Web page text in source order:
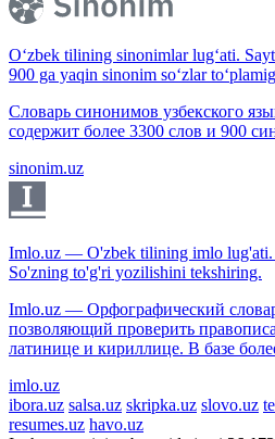
O‘zbek tilining sinonimlar lug‘ati.
900 ga yaqin sinonim so‘zlar
Словарь синонимов узбекского
содержит более 3300 слов и 900
sinonim.uz
Imlo.uz — O'zbek tilining imlo lug'ati.
So'zning to'g'ri yozilishini tekshiring.
Imlo.uz — Орфографический
позволяющий проверить
латинице и кириллице. В базе
imlo.uz
ibora.uz salsa.uz skripka.uz slovo.uz
resumes.uz havo.uz